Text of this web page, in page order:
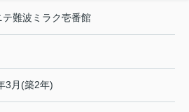
テ難波ミラク壱番館
3月(築2年)